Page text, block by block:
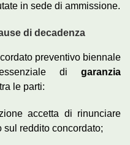
in sede di ammissione.
di decadenza
preventivo biennale
di garanzia
tra le parti:
accetta di rinunciare
sul reddito concordato;